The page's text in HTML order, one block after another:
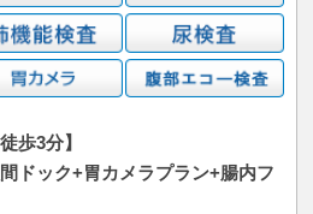
歩3分】
ドック+胃カメラプラン+腸内フ